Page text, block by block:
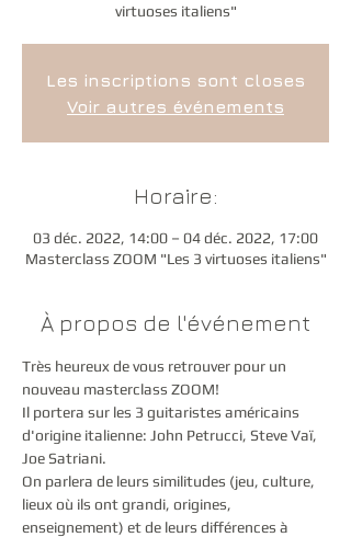
virtuoses italiens"
Les inscriptions sont closes
Voir autres événements
Horaire:
03 déc. 2022, 14:00 – 04 déc. 2022, 17:00
Masterclass ZOOM "Les 3 virtuoses italiens"
À propos de l'événement
Très heureux de vous retrouver pour un
nouveau masterclass ZOOM!
Il portera sur les 3 guitaristes américains
d'origine italienne: John Petrucci, Steve Vaï,
Joe Satriani.
On parlera de leurs similitudes (jeu, culture,
lieux où ils ont grandi, origines,
enseignement) et de leurs différences à